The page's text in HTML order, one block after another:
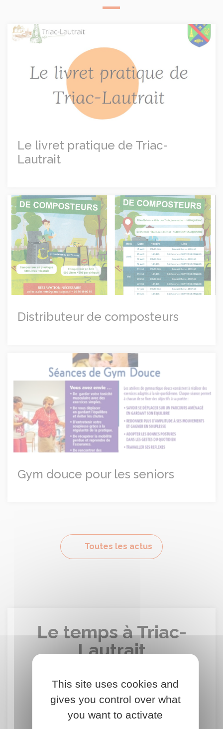
Le livret pratique de Triac-Lautrait
Le livret pratique de Triac-
Lautrait
Distributeur de composteurs
Distributeur de composteurs
Gym douce pour les seniors
Gym douce pour les seniors
Toutes les actus
Le temps à Triac-
Lautrait
29°c
This site uses cookies and
gives you control over what
you want to activate